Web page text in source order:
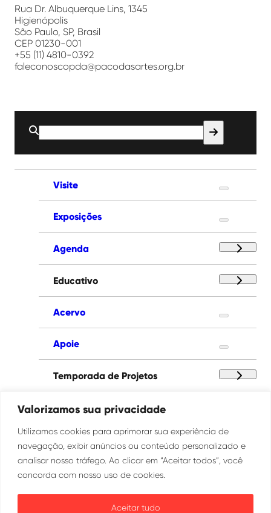
Valorizamos sua privacidade
Utilizamos cookies para aprimorar sua experiência de
navegação, exibir anúncios ou conteúdo personalizado e
analisar nosso tráfego. Ao clicar em “Aceitar todos”, você
concorda com nosso uso de cookies.
Aceitar tudo
Artes
Rua Dr. Albuquerque Lins, 1345
Higienópolis
São Paulo, SP, Brasil
CEP 01230-001
+55 (11) 4810-0392
faleconoscopda@pacodasartes.org.br
Buscar
por:
Visite
Exposições
Agenda
Educativo
Acervo
Apoie
Temporada de Projetos
Paço das Artes
Institucional